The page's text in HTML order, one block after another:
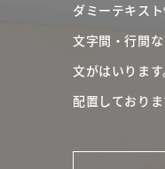
ダミーテキス
文字間・行間
文がはいります
配置しておりま